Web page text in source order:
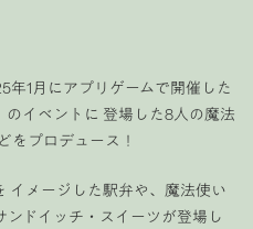
1月にアプリゲームで開催した
のイベントに 登場した8人の魔法
プロデュース！
イメージした駅弁や、魔法使い
ドイッチ・スイーツが登場し